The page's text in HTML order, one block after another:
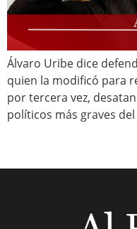
Álvaro Uribe dice
quien la modificó para
por tercera vez,
políticos más graves del